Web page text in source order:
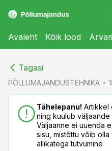
Avaleht Kõik lood
Tagasi
PÕLLUMAJANDUSTEHNIKA
Tähelepanu! Artikkel
ning kuulub
Väljaanne ei uuenda
sisu, mistõttu võib
allikatega tutvumine